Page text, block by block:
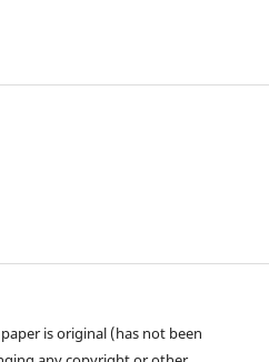
is original (has not been